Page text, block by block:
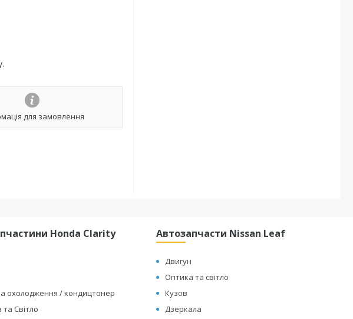
для замовлення
Honda Clarity
охолодження / кондицтонер
Світло
Автозапчасти Nissan Leaf
Двигун
Оптика та світло
Кузов
Дзеркала